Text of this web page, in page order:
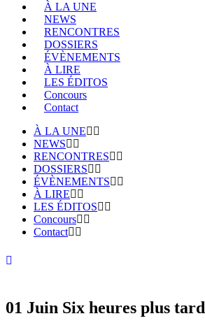
À LA UNE
NEWS
RENCONTRES
DOSSIERS
ÉVÈNEMENTS
À LIRE
LES ÉDITOS
Concours
Contact
À LA UNE
NEWS
RENCONTRES
DOSSIERS
ÉVÈNEMENTS
À LIRE
LES ÉDITOS
Concours
Contact
01 Juin Six heures plus tard